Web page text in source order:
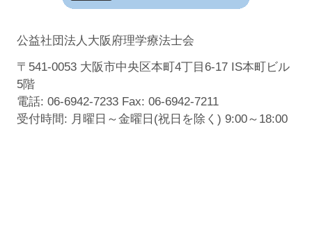
公益社団法人大阪府理学療法士会
〒541-0053 大阪市中央区本町4丁目6-17 IS本町ビル
5階
電話: 06-6942-7233 Fax: 06-6942-7211
受付時間: 月曜日～金曜日(祝日を除く) 9:00～18:00